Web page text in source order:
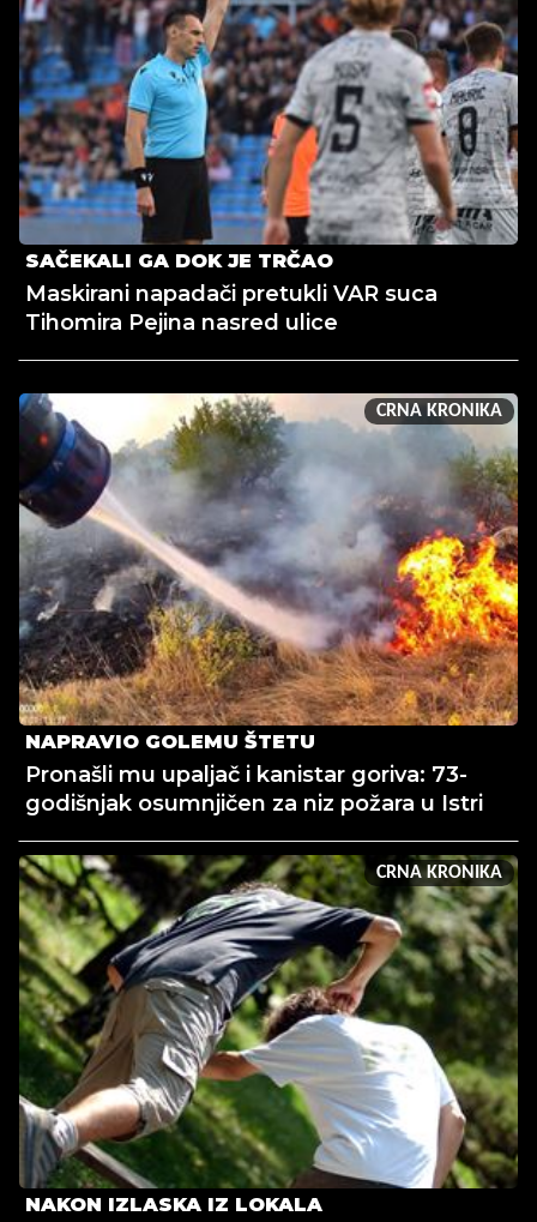
SAČEKALI GA DOK JE TRČAO
Maskirani napadači pretukli VAR suca
Tihomira Pejina nasred ulice
CRNA KRONIKA
NAPRAVIO GOLEMU ŠTETU
Pronašli mu upaljač i kanistar goriva: 73-
godišnjak osumnjičen za niz požara u Istri
CRNA KRONIKA
NAKON IZLASKA IZ LOKALA